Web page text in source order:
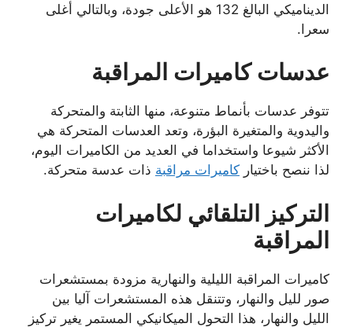
الديناميكي البالغ 132 هو الأعلى جودة، وبالتالي أغلى
سعرا.
عدسات كاميرات المراقبة
تتوفر عدسات بأنماط متنوعة، منها الثابتة والمتحركة
واليدوية والمتغيرة البؤرة، وتعد العدسات المتحركة هي
الأكثر شيوعا واستخداما في العديد من الكاميرات اليوم،
لذا ننصح باختيار كاميرات مراقبة ذات عدسة متحركة.
التركيز التلقائي لكاميرات
المراقبة
كاميرات المراقبة الليلية والنهارية مزودة بمستشعرات
صور لليل والنهار، وتتنقل هذه المستشعرات آليا بين
الليل والنهار، هذا التحول الميكانيكي المستمر يغير تركيز